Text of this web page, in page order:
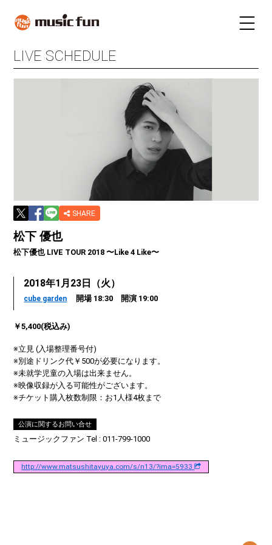
LIVE SCHEDULE
LIVE SCHEDULE
SHARE
松下 優也
松下優也 LIVE TOUR 2018 〜Like 4 Like〜
2018年1月23日（火）
cube garden 開場 18:30 開演 19:00
￥5,400(税込み)
※立見 (入場整理番号付)
※別途ドリンク代￥500が必要になります。
※未就学児童の入場は出来ません。
※映像収録が入る可能性がございます。
※チケット購入枚数制限：お1人様4枚まで
公演に関するお問い合せ
ミュージックファン Tel : 011-799-1000
http://www.matsushitayuya.com/s/n13/?ima=5933